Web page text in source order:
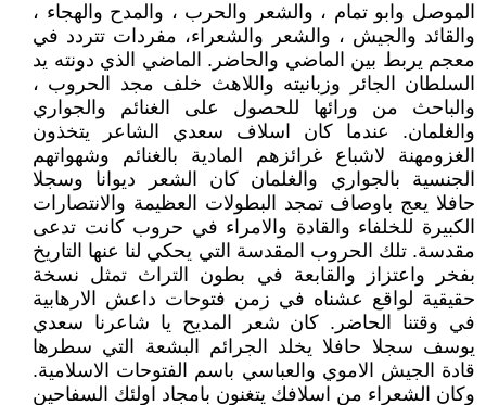
الموصل وابو تمام ، والشعر والحرب ، والمدح والهجاء ،
والقائد والجيش ، والشعر والشعراء، مفردات تتردد في
معجم يربط بين الماضي والحاضر. الماضي الذي دونته يد
السلطان الجائر وزبانيته واللاهث خلف مجد الحروب ،
والباحث من ورائها للحصول على الغنائم والجواري
والغلمان. عندما كان اسلاف سعدي الشاعر يتخذون
الغزومهنة لاشباع غرائزهم المادية بالغنائم وشهواتهم
الجنسية بالجواري والغلمان كان الشعر ديوانا وسجلا
حافلا يعج باوصاف تمجد البطولات العظيمة والانتصارات
الكبيرة للخلفاء والقادة والامراء في حروب كانت تدعى
مقدسة. تلك الحروب المقدسة التي يحكي لنا عنها التاريخ
بفخر واعتزاز والقابعة في بطون التراث تمثل نسخة
حقيقية لواقع عشناه في زمن فتوحات داعش الارهابية
في وقتنا الحاضر. كان شعر المديح يا شاعرنا سعدي
يوسف سجلا حافلا يخلد الجرائم البشعة التي سطرها
قادة الجيش الاموي والعباسي باسم الفتوحات الاسلامية.
وكان الشعراء من اسلافك يتغنون بامجاد اولئك السفاحين